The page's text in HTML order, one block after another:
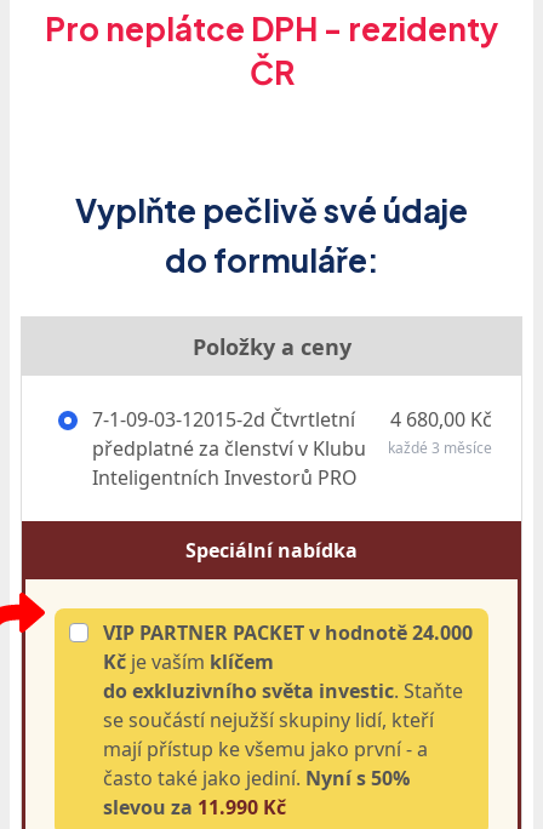
Pro neplátce DPH - rezidenty
ČR
Vyplňte pečlivě své údaje
do formuláře:
Položky a ceny
7-1-09-03-12015-2d Čtvrtletní
předplatné za členství v Klubu
Inteligentních Investorů PRO
4 680,00 Kč
každé 3 měsíce
Speciální nabídka
VIP PARTNER PACKET v hodnotě 24.000
Kčje vaším klíčem
do exkluzivního světa investic. Staňte
se součástí nejužší skupiny lidí, kteří
mají přístup ke všemu jako první - a
často také jako jediní. Nyní s 50%
slevou za 11.990 Kč